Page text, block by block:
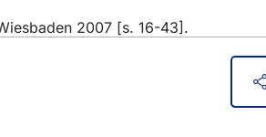
2007 [s. 16-43].